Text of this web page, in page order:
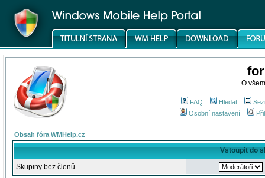
O
FAQ Hledat
Osobní nastavení
Obsah fóra WMHelp.cz
Vstoupit do
Skupiny bez členů